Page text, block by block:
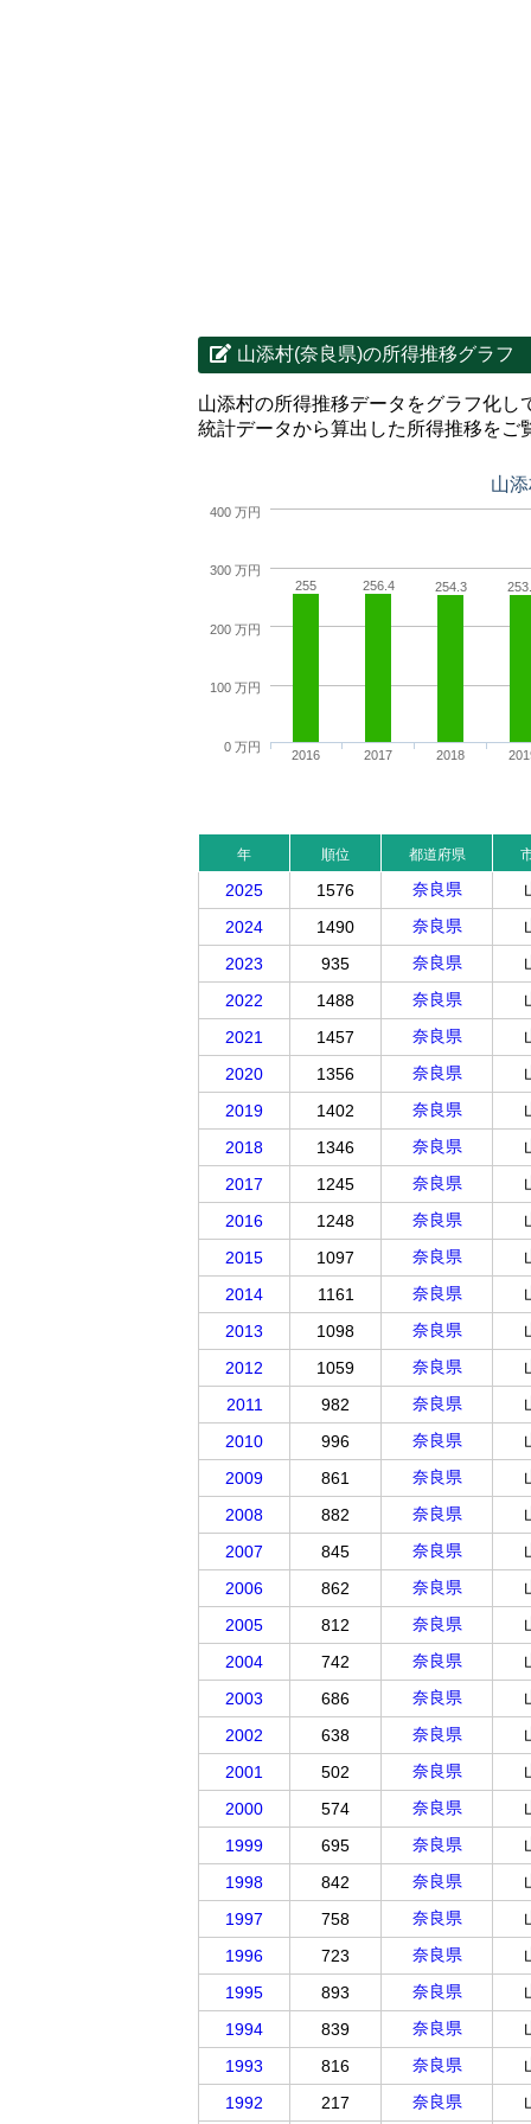
山添村(奈良県)の所得推移グラフ
山添村の所得推移データをグラフ化し
統計データから算出した所得推移をご
山
255 256.4 254.3
2016 2017 2018
0 万円
100 万円
200 万円
300 万円
400 万円
年 順位 都道府県
2025 1576 奈良県
2024
1490 奈良県
2023
935 奈良県
2022
1488 奈良県
2021
1457 奈良県
2020
1356 奈良県
2019
1402 奈良県
2018
1346 奈良県
2017
1245 奈良県
2016
1248 奈良県
2015
1097 奈良県
2014
1161 奈良県
2013
1098 奈良県
2012
1059 奈良県
2011
982 奈良県
2010
996 奈良県
2009
861 奈良県
2008
882 奈良県
2007
845 奈良県
2006
862 奈良県
2005
812 奈良県
2004
742 奈良県
2003
686 奈良県
2002
638 奈良県
2001
502 奈良県
2000
574 奈良県
1999
695 奈良県
1998
842 奈良県
1997
758 奈良県
1996
723 奈良県
1995
893 奈良県
1994
839 奈良県
1993
816 奈良県
1992
217 奈良県